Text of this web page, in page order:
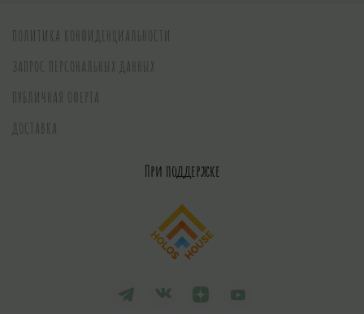
ПОЛИТИКА КОНФИДЕНЦИАЛЬНОСТИ
ЗАПРОС ПЕРСОНАЛЬНЫХ ДАННЫХ
ПУБЛИЧНАЯ ОФЕРТА
ДОСТАВКА
При поддержке